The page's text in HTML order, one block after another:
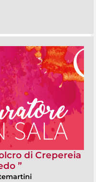
di Crepereia
”